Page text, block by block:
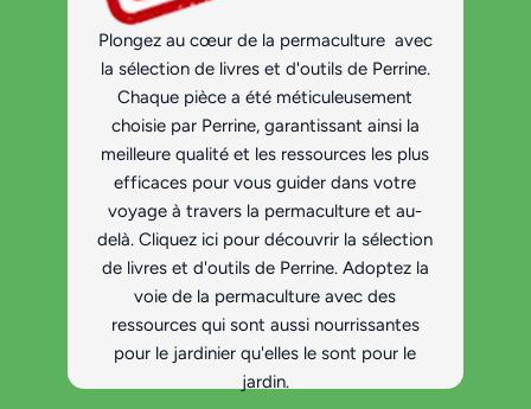
Plongez au cœur de la permaculture avec
la sélection de livres et d'outils de Perrine.
Chaque pièce a été méticuleusement
choisie par Perrine, garantissant ainsi la
meilleure qualité et les ressources les plus
efficaces pour vous guider dans votre
voyage à travers la permaculture et au-
delà. Cliquez ici pour découvrir la sélection
de livres et d'outils de Perrine. Adoptez la
voie de la permaculture avec des
ressources qui sont aussi nourrissantes
pour le jardinier qu'elles le sont pour le
jardin.